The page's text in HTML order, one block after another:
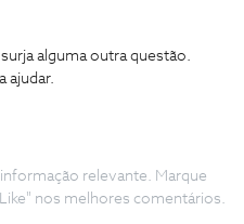
alguma outra questão.
ajudar.
relevante. Marque
nos melhores comentários.